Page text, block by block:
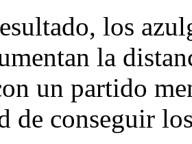
los
la
un partido
de conseguir